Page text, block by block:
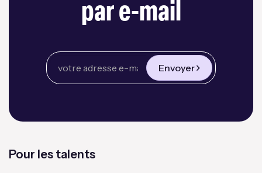
par e-mail
Envoyer
Pour les talents